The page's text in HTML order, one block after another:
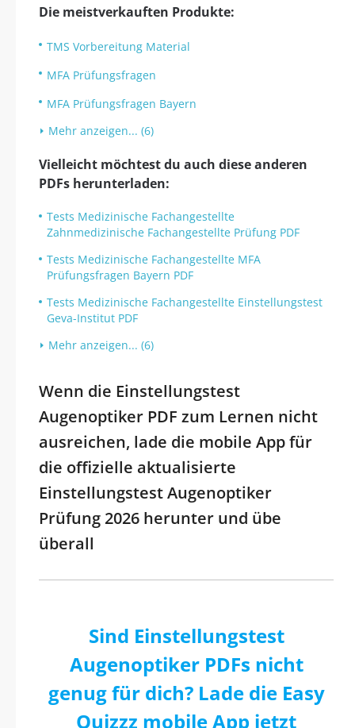
Die meistverkauften Produkte:
TMS Vorbereitung Material
MFA Prüfungsfragen
MFA Prüfungsfragen Bayern
Mehr anzeigen... (6)
Vielleicht möchtest du auch diese anderen
PDFs herunterladen:
Tests Medizinische Fachangestellte
Zahnmedizinische Fachangestellte Prüfung PDF
Tests Medizinische Fachangestellte MFA
Prüfungsfragen Bayern PDF
Tests Medizinische Fachangestellte Einstellungstest
Geva-Institut PDF
Mehr anzeigen... (6)
Wenn die Einstellungstest
Augenoptiker PDF zum Lernen nicht
ausreichen, lade die mobile App für
die offizielle aktualisierte
Einstellungstest Augenoptiker
Prüfung 2026 herunter und übe
überall
Sind Einstellungstest
Augenoptiker PDFs nicht
genug für dich? Lade die Easy
Quizzz mobile App jetzt